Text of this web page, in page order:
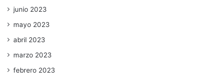
junio 2023
mayo 2023
abril 2023
marzo 2023
febrero 2023